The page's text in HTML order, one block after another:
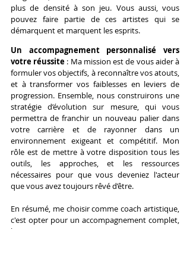
plus de densité à son jeu. Vous aussi, vous
pouvez faire partie de ces artistes qui se
démarquent et marquent les esprits.
Un accompagnement personnalisé vers
votre réussite : Ma mission est de vous aider à
formuler vos objectifs, à reconnaître vos atouts,
et à transformer vos faiblesses en leviers de
progression. Ensemble, nous construirons une
stratégie d’évolution sur mesure, qui vous
permettra de franchir un nouveau palier dans
votre carrière et de rayonner dans un
environnement exigeant et compétitif. Mon
rôle est de mettre à votre disposition tous les
outils, les approches, et les ressources
nécessaires pour que vous deveniez l'acteur
que vous avez toujours rêvé d’être.
En résumé, me choisir comme coach artistique,
c'est opter pour un accompagnement complet,
humain et exigeant. C'est miser sur une vision